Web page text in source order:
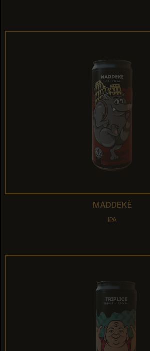
MADDEKÈ
MADDEKÈ
IPA